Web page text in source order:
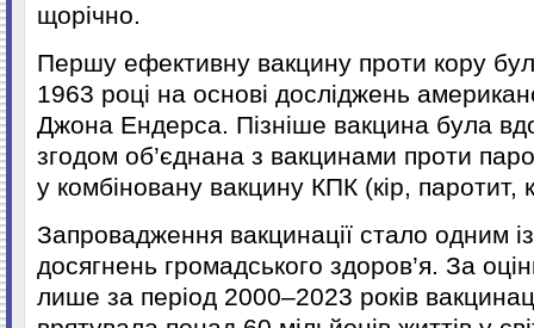
щорічно.
Першу ефективну вакцину проти кору
1963 році на основі досліджень
Джона Ендерса. Пізніше вакцина була
згодом об’єднана з вакцинами проти
у комбіновану вакцину КПК (кір, паротит,
Запровадження вакцинації стало одним
досягнень громадського здоров’я. За
лише за період 2000–2023 років